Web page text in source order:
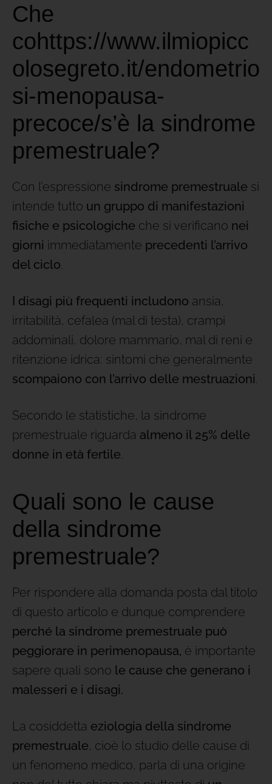
Che
cohttps://www.ilmiopicc
olosegreto.it/endometrio
si-menopausa-
precoce/s’è la sindrome
premestruale?
Con l’espressione sindrome premestruale si
intende tutto un gruppo di manifestazioni
fisiche e psicologiche che si verificano nei
giorni immediatamente precedenti l’arrivo
del ciclo.
I disagi più frequenti includono ansia,
irritabilità, cefalea (mal di testa), crampi
addominali, dolore mammario, mal di reni e
ritenzione idrica: sintomi che generalmente
scompaiono con l’arrivo delle mestruazioni.
Secondo le statistiche, la sindrome
premestruale riguarda almeno il 25% delle
donne in età fertile.
Quali sono le cause
della sindrome
premestruale?
Per rispondere alla domanda posta dal titolo
di questo articolo e dunque comprendere
perché la sindrome premestruale può
peggiorare in perimenopausa, è importante
sapere quali sono le cause che generano i
malesseri e i disagi.
La cosiddetta eziologia della sindrome
premestruale, cioè lo studio delle cause di
un fenomeno medico, parla di una origine